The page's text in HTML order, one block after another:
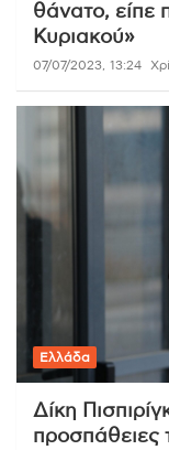
θάνατο, είπε
Κυριακού»
07/07/2023, 13:24
Ελλάδα
Δίκη
προσπάθειες